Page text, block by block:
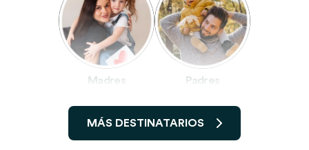
Madres Padres
MÁS DESTINATARIOS